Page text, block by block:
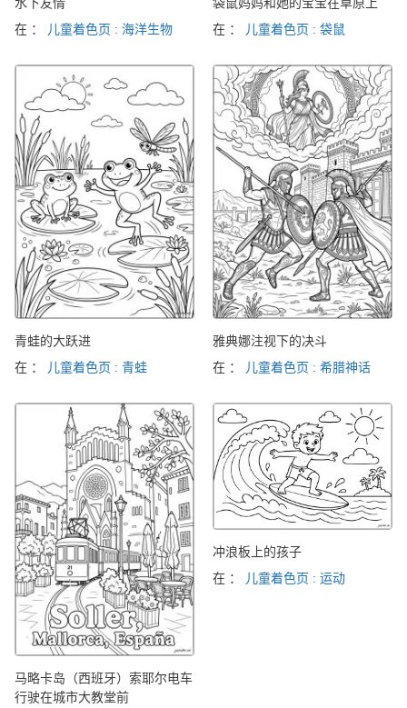
水下友情
在 ：
儿童着色页 : 海洋生物
袋鼠妈妈和她的宝宝在草原上
在 ：
儿童着色页 : 袋鼠
青蛙的大跃进
在 ：
儿童着色页 : 青蛙
雅典娜注视下的决斗
在 ：
儿童着色页 : 希腊神话
马略卡岛（西班牙）索耶尔电车
行驶在城市大教堂前
冲浪板上的孩子
在 ：
儿童着色页 : 运动